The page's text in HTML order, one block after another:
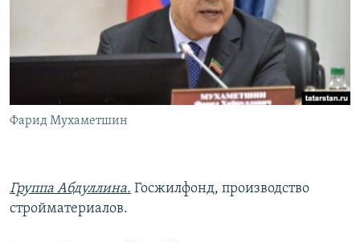
Фарид Мухаметшин
Группа Абдуллина. Госжилфонд, производство
стройматериалов.